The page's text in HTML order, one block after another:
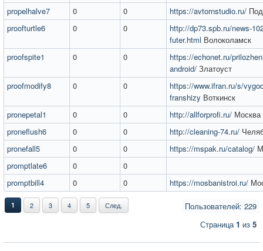
propelhalve7
0 0 https://avtornstudio.ru/
proofturtle6
0 0
http://dp73.spb.ru/news-
futer.html Волоколамск
proofspite1
0 0
https://echonet.ru/
android/ Златоуст
proofmodify8
0 0
https://www.ifran.ru/s/
franshizy Воткинск
pronepetal1
0 0 http://allforprofi.ru/ Москва
proneflush6
0 0 http://cleaning-74.ru/
pronefall5
0 0 https://mspak.ru/catalog/
promptlate6
0
0
promptbill4
0 0 https://mosbanistroi.ru/
Пользователей: 229
1 2 3 4 5 След.
Страница1 из 5